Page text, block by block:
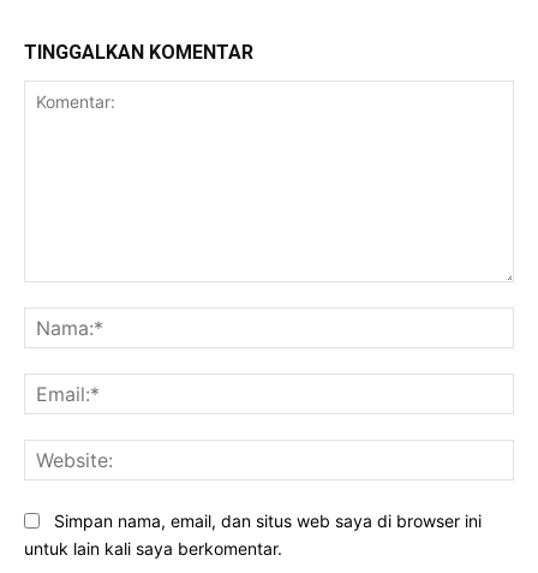
TINGGALKAN KOMENTAR
Simpan nama, email, dan situs web saya di browser ini
untuk lain kali saya berkomentar.